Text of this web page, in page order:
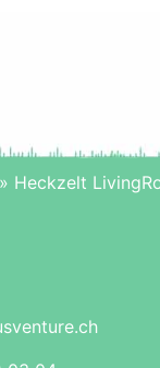
» Heckzelt